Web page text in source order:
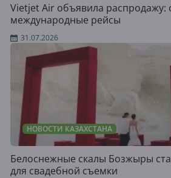
Vietjet Air объявила распродажу:
международные рейсы
31.07.2026
НОВОСТИ КАЗАХСТАНА
Белоснежные скалы Бозжыры
для свадебной съемки